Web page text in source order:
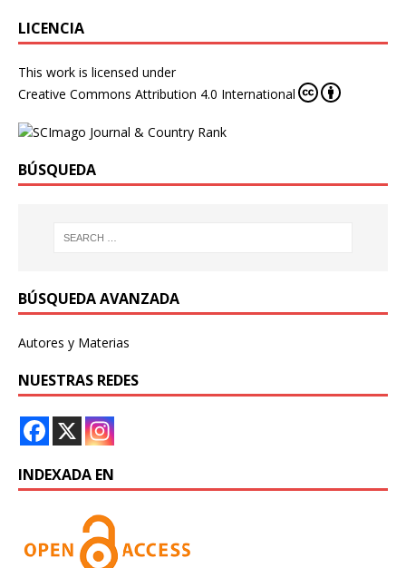
LICENCIA
This work is licensed under
Creative Commons Attribution 4.0 International
BÚSQUEDA
BÚSQUEDA AVANZADA
Autores y Materias
NUESTRAS REDES
INDEXADA EN